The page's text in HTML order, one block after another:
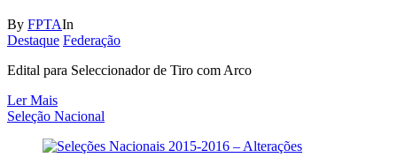
By FPTAIn
Destaque Federação
Edital para Seleccionador de Tiro com Arco
Ler Mais
Seleção Nacional